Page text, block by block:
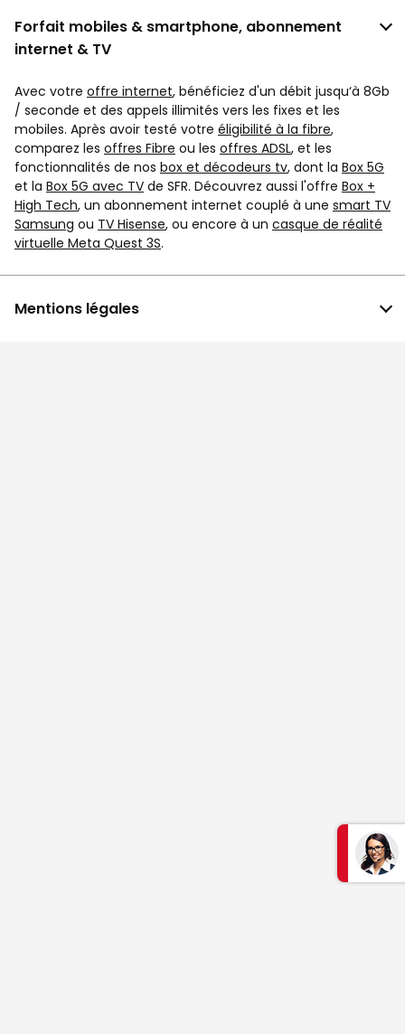
Forfait mobiles & smartphone, abonnement
internet & TV
Avec votre offre internet, bénéficiez d'un débit jusqu‘à 8Gb
/ seconde et des appels illimités vers les fixes et les
mobiles. Après avoir testé votre éligibilité à la fibre,
comparez les offres Fibre ou les offres ADSL, et les
fonctionnalités de nos box et décodeurs tv, dont la Box 5G
et la Box 5G avec TV de SFR. Découvrez aussi l'offre Box +
High Tech, un abonnement internet couplé à une smart TV
Samsung ou TV Hisense, ou encore à un casque de réalité
virtuelle Meta Quest 3S.
Mentions légales